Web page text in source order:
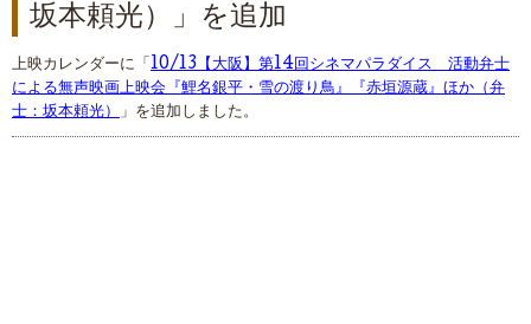
坂本頼光）」を追加
上映カレンダーに「 10/13【大阪】第14回シネマパラダイス 活動弁士
による無声映画上映会『鯉名銀平・雪の渡り鳥』『赤垣源蔵』ほか（弁
士：坂本頼光） 」を追加しました。